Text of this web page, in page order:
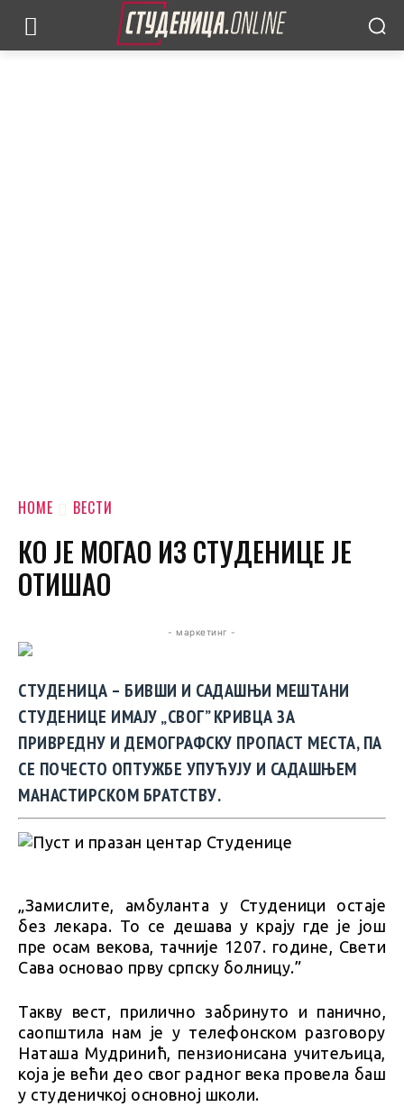
HOME ВЕСТИ
КО ЈЕ МОГАО ИЗ СТУДЕНИЦЕ ЈЕ
ОТИШАО
- маркетинг -
СТУДЕНИЦА – БИВШИ И САДАШЊИ МЕШТАНИ
СТУДЕНИЦЕ ИМАЈУ „СВОГ” КРИВЦА ЗА
ПРИВРЕДНУ И ДЕМОГРАФСКУ ПРОПАСТ МЕСТА, ПА
СЕ ПОЧЕСТО ОПТУЖБЕ УПУЋУЈУ И САДАШЊЕМ
МАНАСТИРСКОМ БРАТСТВУ.
„Замислите, амбуланта у Студеници остаје
без лекара. То се дешава у крају где је још
пре осам векова, тачније 1207. године, Свети
Сава основао прву српску болницу.”
Такву вест, прилично забринуто и панично,
саопштила нам је у телефонском разговору
Наташа Мудринић, пензионисана учитељица,
која је већи део свог радног века провела баш
у студеничкој основној школи.